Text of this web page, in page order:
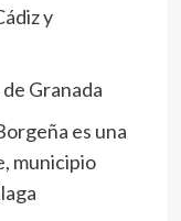
y
Granada
es una
municipio